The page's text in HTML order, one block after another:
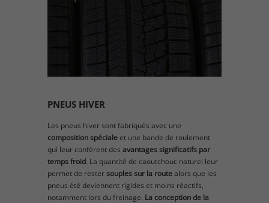
PNEUS HIVER
Les pneus hiver sont fabriqués avec une
composition spéciale et une bande de roulement
qui leur confèrent des avantages significatifs par
temps froid. La quantité de caoutchouc naturel leur
permet de restersouples sur la routealors que les
pneus été deviennent rigides et moins réactifs,
notamment lors du freinage. La conception de la